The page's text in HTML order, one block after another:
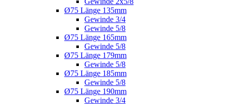
Ø75 Länge 135mm
Gewinde 3/4
Gewinde 5/8
Ø75 Länge 165mm
Gewinde 5/8
Ø75 Länge 179mm
Gewinde 5/8
Ø75 Länge 185mm
Gewinde 5/8
Ø75 Länge 190mm
Gewinde 3/4